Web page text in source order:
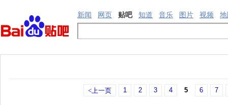
新闻 网页 贴吧 知道 音乐 图片 视频
<上一页 1 2 3 4 5 6 7